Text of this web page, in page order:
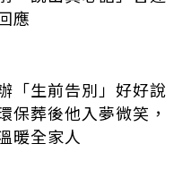
應
「生前告別」好好說
保葬後他入夢微笑，
暖全家人